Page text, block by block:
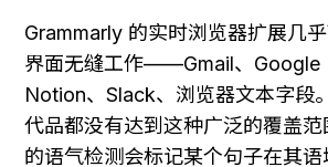
Grammarly 的实时浏览器扩展几
界面无缝工作——Gmail、Google
Notion、Slack、浏览器文本字段
代品都没有达到这种广泛的覆盖
的语气检测会标记某个句子在其语